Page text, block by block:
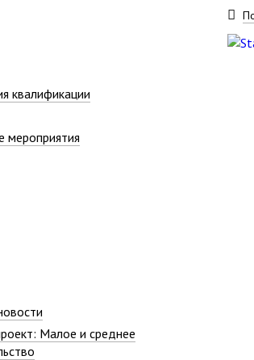
квалификации
Малое и среднее